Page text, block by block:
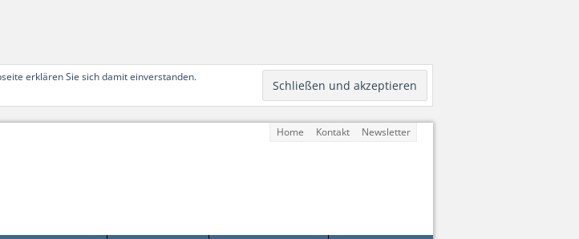
erklären Sie sich damit einverstanden.
Home Kontakt Newsletter